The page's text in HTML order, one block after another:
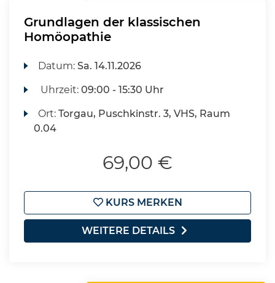
Grundlagen der klassischen
Homöopathie
Datum:Sa. 14.11.2026
Uhrzeit:09:00 - 15:30 Uhr
Ort:Torgau, Puschkinstr. 3, VHS, Raum
0.04
69,00 €
KURS MERKEN
WEITERE DETAILS